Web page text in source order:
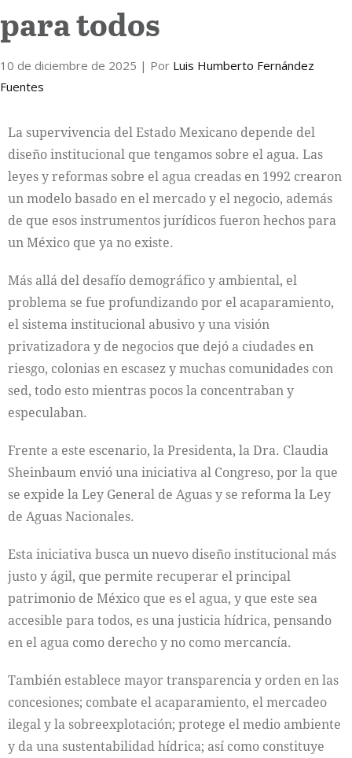
para todos
10 de diciembre de 2025 | Por Luis Humberto Fernández
Fuentes
La supervivencia del Estado Mexicano depende del
diseño institucional que tengamos sobre el agua. Las
leyes y reformas sobre el agua creadas en 1992 crearon
un modelo basado en el mercado y el negocio, además
de que esos instrumentos jurídicos fueron hechos para
un México que ya no existe.
Más allá del desafío demográfico y ambiental, el
problema se fue profundizando por el acaparamiento,
el sistema institucional abusivo y una visión
privatizadora y de negocios que dejó a ciudades en
riesgo, colonias en escasez y muchas comunidades con
sed, todo esto mientras pocos la concentraban y
especulaban.
Frente a este escenario, la Presidenta, la Dra. Claudia
Sheinbaum envió una iniciativa al Congreso, por la que
se expide la Ley General de Aguas y se reforma la Ley
de Aguas Nacionales.
Esta iniciativa busca un nuevo diseño institucional más
justo y ágil, que permite recuperar el principal
patrimonio de México que es el agua, y que este sea
accesible para todos, es una justicia hídrica, pensando
en el agua como derecho y no como mercancía.
También establece mayor transparencia y orden en las
concesiones; combate el acaparamiento, el mercadeo
ilegal y la sobreexplotación; protege el medio ambiente
y da una sustentabilidad hídrica; así como constituye